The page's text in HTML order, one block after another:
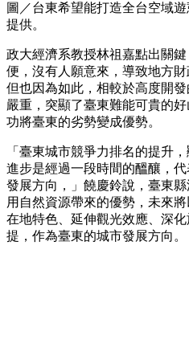
圖／台東希望能打造全台空域
提供。
政大經濟系教授林祖嘉點出關
便，沒有人願意來，導致地方
但也因為如此，相較於高度開
嚴重，突顯了臺東難能可貴的
功將臺東的劣勢變成優勢。
「臺東城市競爭力排名的提升
進步是經過一段時間的醞釀，
發展方向，」饒慶鈴說，臺東
用自然資源帶來的優勢，未來
在地特色、延伸觀光效應、深
提，作為臺東的城市發展方向。